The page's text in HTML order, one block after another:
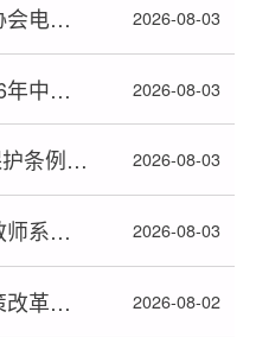
2026年中国电力建设企业协会电力建设科研项目立项名单公布 2026-08-03
中华全国工商业联合会2026年中华技能大奖和全国技术能手推荐人选名单公布 2026-08-03
新版《集成电路布图设计保护条例》2026年10月15日起施行 2026-08-03
2025年宿州市取得中小学教师系列高级专业技术资格人员名单 2026-08-03
2026年软件著作权办理政策改革后益阳市软著申请全流程指南 2026-08-02